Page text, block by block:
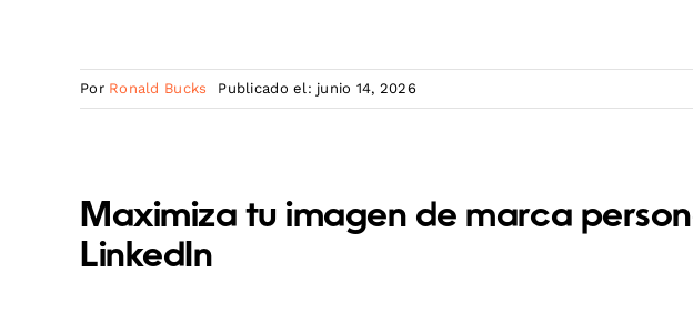
Por Ronald Bucks Publicado el: junio 14, 2026
Maximiza tu imagen de marca
LinkedIn